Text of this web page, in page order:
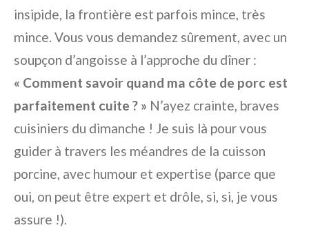
insipide, la frontière est parfois mince, très
mince. Vous vous demandez sûrement, avec un
soupçon d’angoisse à l’approche du dîner :
« Comment savoir quand ma côte de porc est
parfaitement cuite ? » N’ayez crainte, braves
cuisiniers du dimanche ! Je suis là pour vous
guider à travers les méandres de la cuisson
porcine, avec humour et expertise (parce que
oui, on peut être expert et drôle, si, si, je vous
assure !).